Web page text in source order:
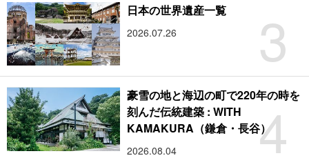
3
日本の世界遺産一覧
2026.07.26
4
豪雪の地と海辺の町で220年の時を
刻んだ伝統建築 : WITH
KAMAKURA（鎌倉・長谷）
2026.08.04